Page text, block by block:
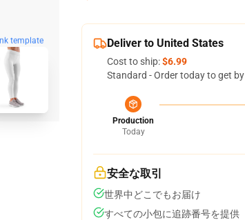
template Deliver to United States
Cost to ship:$6.99
Standard - Order today to get by
Production
Today
安全な取引
世界中どこでもお届け
すべての小包に追跡番号を提供